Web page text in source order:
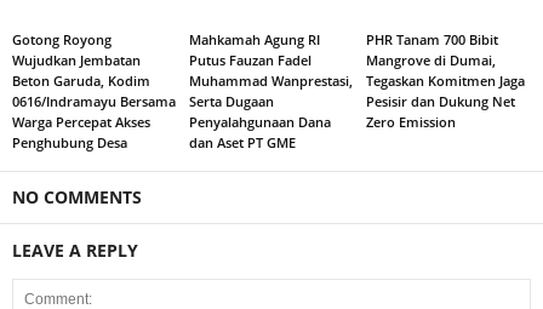
Gotong Royong
Wujudkan Jembatan
Beton Garuda, Kodim
0616/Indramayu Bersama
Warga Percepat Akses
Penghubung Desa
Mahkamah Agung RI
Putus Fauzan Fadel
Muhammad Wanprestasi,
Serta Dugaan
Penyalahgunaan Dana
dan Aset PT GME
PHR Tanam 700 Bibit
Mangrove di Dumai,
Tegaskan Komitmen Jaga
Pesisir dan Dukung Net
Zero Emission
NO COMMENTS
LEAVE A REPLY